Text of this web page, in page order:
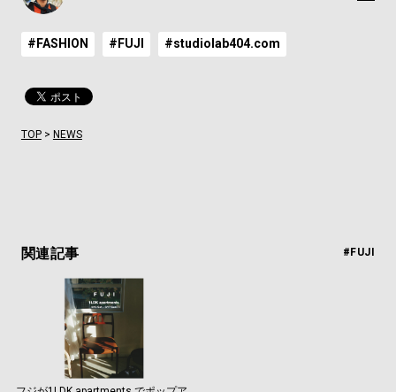
#FASHION #FUJI #studiolab404.com
TOP> NEWS
関連記事 #FUJI